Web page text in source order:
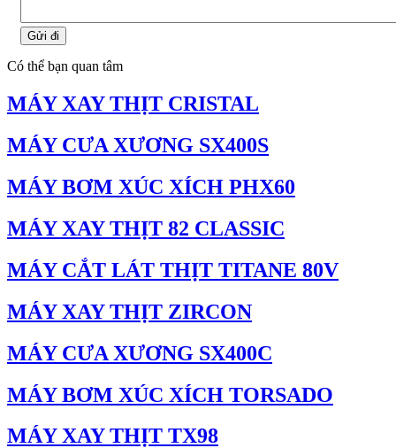
Gửi đi
Có thể bạn quan tâm
MÁY XAY THỊT CRISTAL
MÁY CƯA XƯƠNG SX400S
MÁY BƠM XÚC XÍCH PHX60
MÁY XAY THỊT 82 CLASSIC
MÁY CẮT LÁT THỊT TITANE 80V
MÁY XAY THỊT ZIRCON
MÁY CƯA XƯƠNG SX400C
MÁY BƠM XÚC XÍCH TORSADO
MÁY XAY THỊT TX98